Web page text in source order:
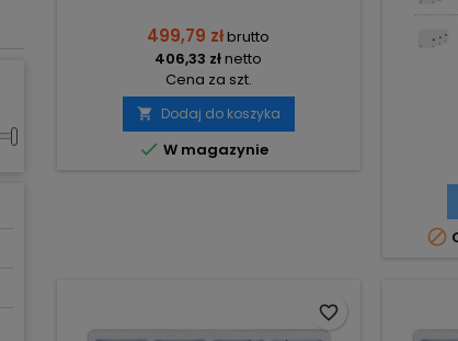
499,79 złbrutto
406,33 złnetto
Cena za szt.
 Dodaj do koszyka
 W magazynie

favorite_border